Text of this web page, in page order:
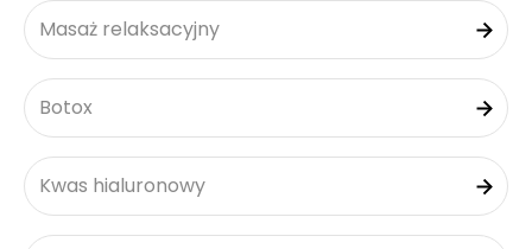
Masaż relaksacyjny
Botox
Kwas hialuronowy